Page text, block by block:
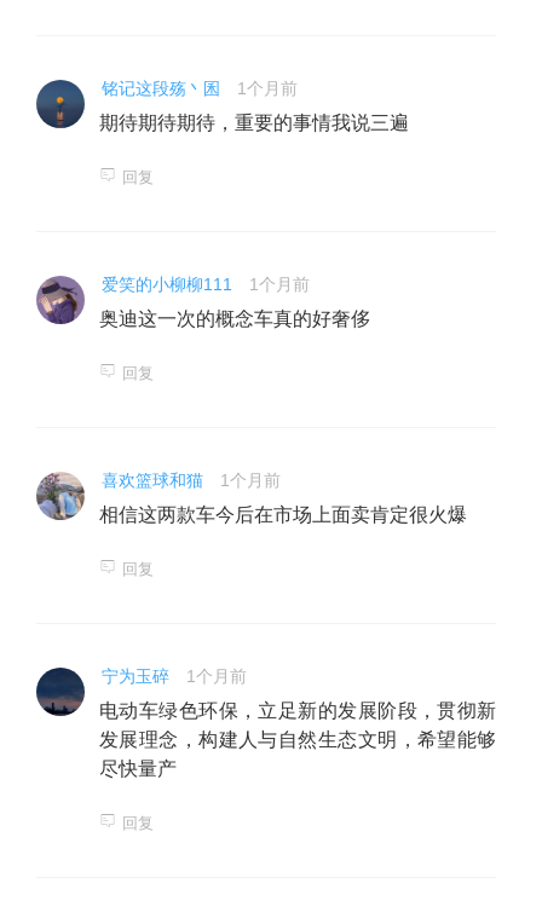
铭记这段殇丶囷 1个月前
期待期待期待，重要的事情我说三遍
回复
爱笑的小柳柳111 1个月前
奥迪这一次的概念车真的好奢侈
回复
喜欢篮球和猫 1个月前
相信这两款车今后在市场上面卖肯定很火爆
回复
宁为玉碎 1个月前
电动车绿色环保，立足新的发展阶段，贯彻新
发展理念，构建人与自然生态文明，希望能够
尽快量产
回复